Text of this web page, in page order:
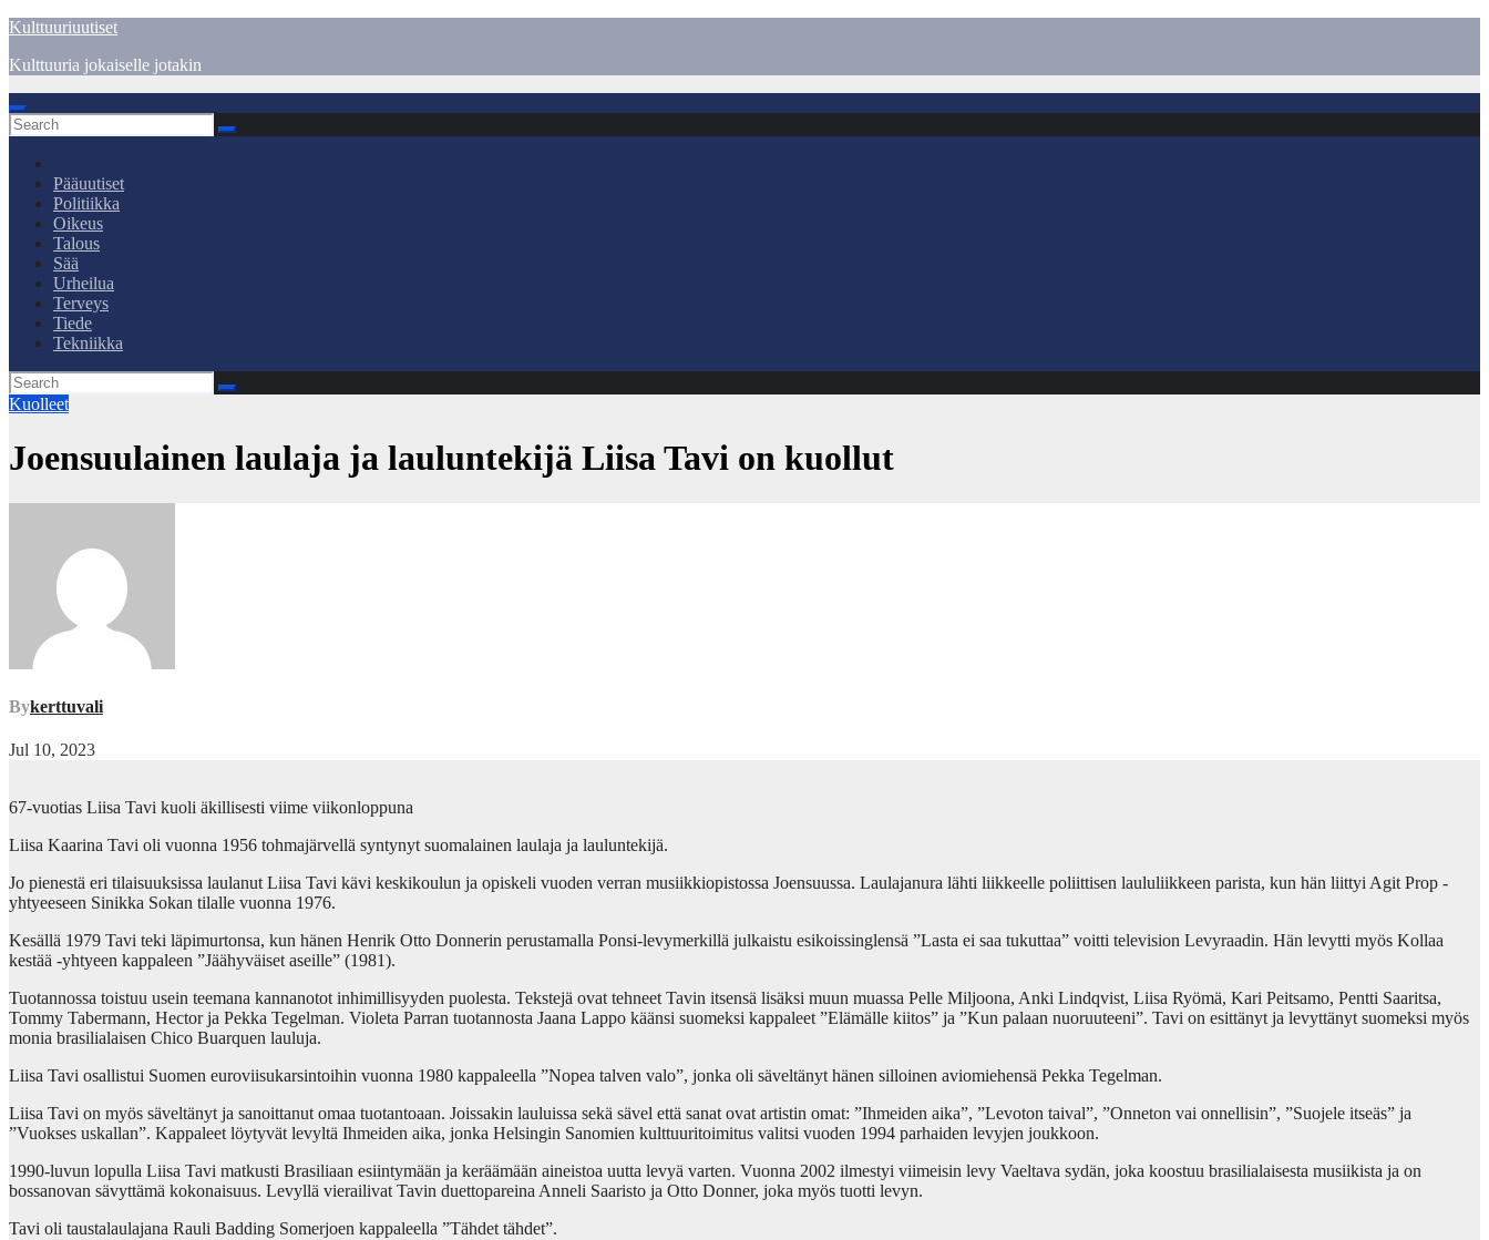
Skip
content
Kulttuuriuutiset
Kulttuuria jokaiselle jotakin
Pääuutiset
Politiikka
Oikeus
Talous
Sää
Urheilua
Terveys
Tiede
Tekniikka
Kuolleet
Joensuulainen laulaja ja lauluntekijä Liisa Tavi on kuollut
Bykerttuvali
Jul 10, 2023
67-vuotias Liisa Tavi kuoli äkillisesti viime viikonloppuna
Liisa Kaarina Tavi oli vuonna 1956 tohmajärvellä syntynyt suomalainen laulaja ja lauluntekijä.
Jo pienestä eri tilaisuuksissa laulanut Liisa Tavi kävi keskikoulun ja opiskeli vuoden verran musiikkiopistossa Joensuussa. Laulajanura lähti liikkeelle poliittisen laululiikkeen parista, kun hän liittyi Agit Prop -
yhtyeeseen Sinikka Sokan tilalle vuonna 1976.
Kesällä 1979 Tavi teki läpimurtonsa, kun hänen Henrik Otto Donnerin perustamalla Ponsi-levymerkillä julkaistu esikoissinglensä ”Lasta ei saa tukuttaa” voitti television Levyraadin. Hän levytti myös Kollaa
kestää -yhtyeen kappaleen ”Jäähyväiset aseille” (1981).
Tuotannossa toistuu usein teemana kannanotot inhimillisyyden puolesta. Tekstejä ovat tehneet Tavin itsensä lisäksi muun muassa Pelle Miljoona, Anki Lindqvist, Liisa Ryömä, Kari Peitsamo, Pentti Saaritsa,
Tommy Tabermann, Hector ja Pekka Tegelman. Violeta Parran tuotannosta Jaana Lappo käänsi suomeksi kappaleet ”Elämälle kiitos” ja ”Kun palaan nuoruuteeni”. Tavi on esittänyt ja levyttänyt suomeksi myös
monia brasilialaisen Chico Buarquen lauluja.
Liisa Tavi osallistui Suomen euroviisukarsintoihin vuonna 1980 kappaleella ”Nopea talven valo”, jonka oli säveltänyt hänen silloinen aviomiehensä Pekka Tegelman.
Liisa Tavi on myös säveltänyt ja sanoittanut omaa tuotantoaan. Joissakin lauluissa sekä sävel että sanat ovat artistin omat: ”Ihmeiden aika”, ”Levoton taival”, ”Onneton vai onnellisin”, ”Suojele itseäs” ja
”Vuokses uskallan”. Kappaleet löytyvät levyltä Ihmeiden aika, jonka Helsingin Sanomien kulttuuritoimitus valitsi vuoden 1994 parhaiden levyjen joukkoon.
1990-luvun lopulla Liisa Tavi matkusti Brasiliaan esiintymään ja keräämään aineistoa uutta levyä varten. Vuonna 2002 ilmestyi viimeisin levy Vaeltava sydän, joka koostuu brasilialaisesta musiikista ja on
bossanovan sävyttämä kokonaisuus. Levyllä vierailivat Tavin duettopareina Anneli Saaristo ja Otto Donner, joka myös tuotti levyn.
Tavi oli taustalaulajana Rauli Badding Somerjoen kappaleella ”Tähdet tähdet”.